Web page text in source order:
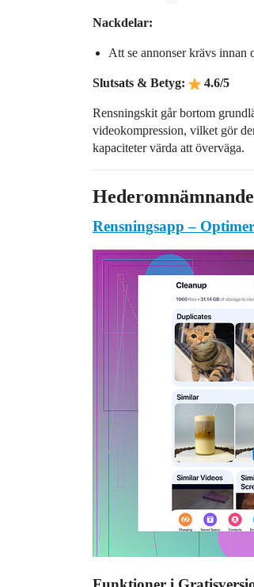
Nackdelar:
Att se annonser krävs innan
Slutsats & Betyg: 4.6/5
Rensningskit går bortom
videokompression, vilket gör
kapaciteter värda att överväga.
Rensningsapp –